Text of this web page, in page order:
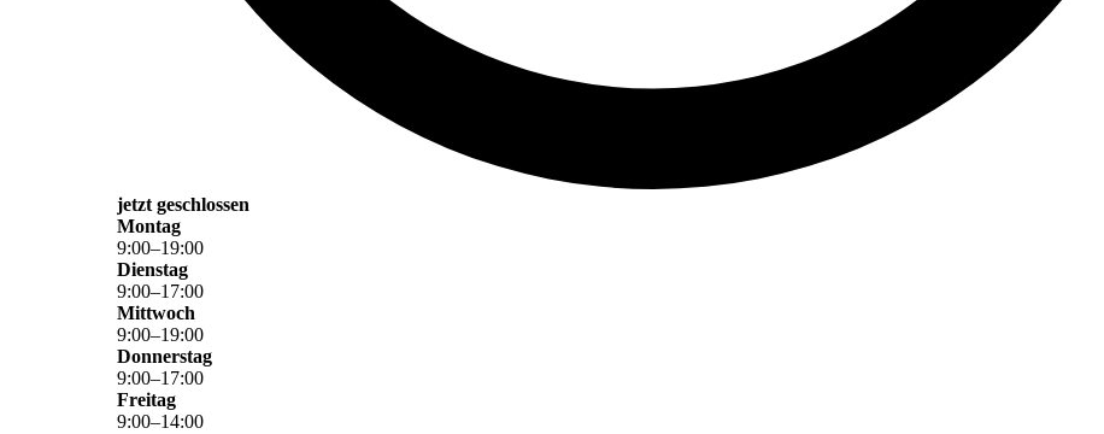
jetzt geschlossen
Montag
9:00–19:00
Dienstag
9:00–17:00
Mittwoch
9:00–19:00
Donnerstag
9:00–17:00
Freitag
9:00–14:00